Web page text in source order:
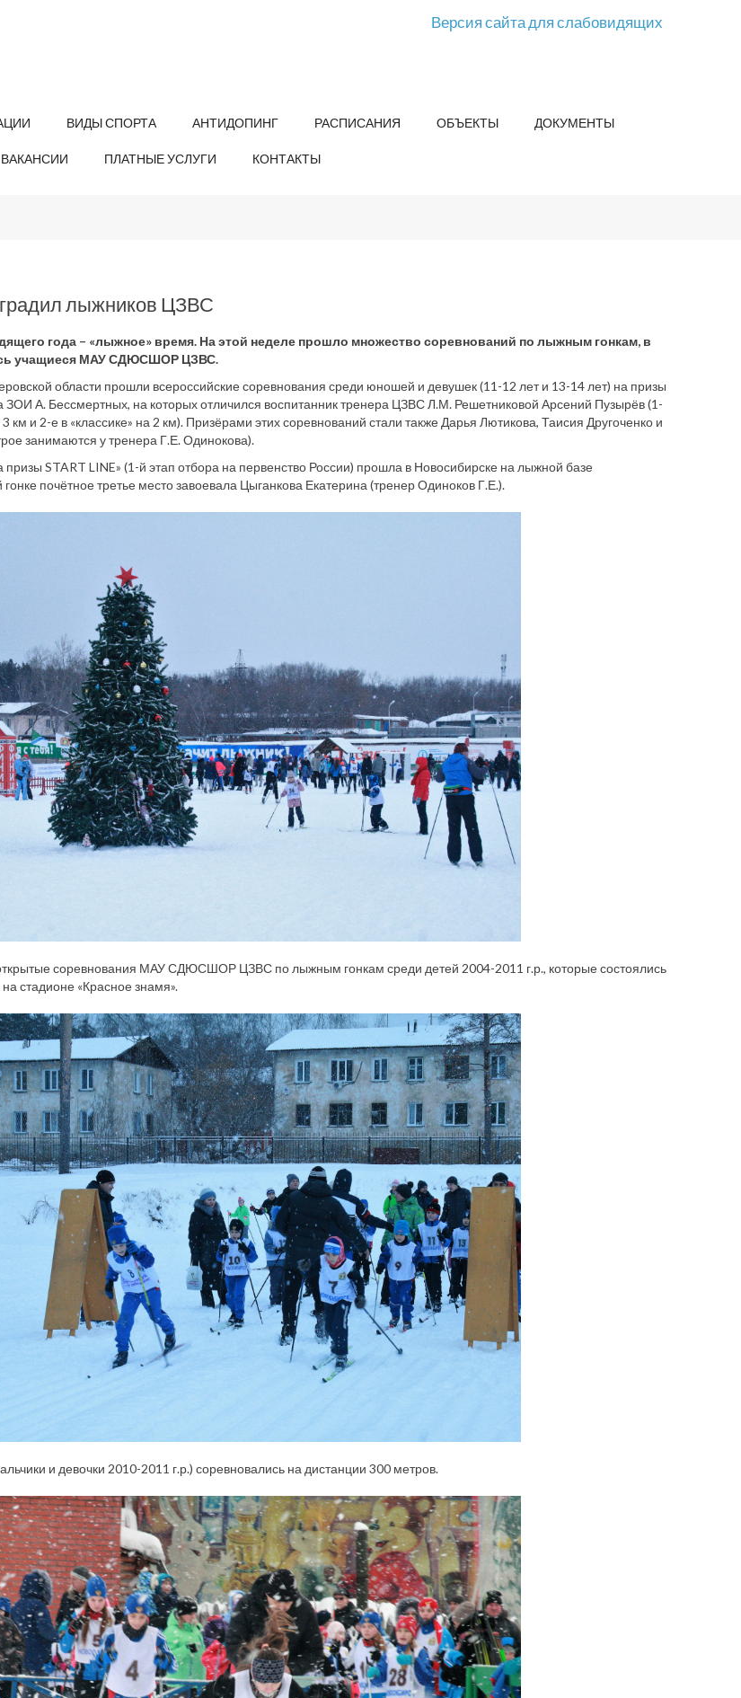
Версия сайта для слабовидящих
ВИДЫ СПОРТА АНТИДОПИНГ РАСПИСАНИЯ ОБЪЕКТЫ ДОКУМЕНТЫ
ВАКАНСИИ ПЛАТНЫЕ УСЛУГИ КОНТАКТЫ
лыжников ЦЗВС
года – «лыжное» время. На этой неделе прошло множество соревнований по лыжным гонкам, в
учащиеся МАУ СДЮСШОР ЦЗВС.
области прошли всероссийские соревнования среди юношей и девушек (11-12 лет и 13-14 лет) на призы
ЗОИ А. Бессмертных, на которых отличился воспитанник тренера ЦЗВС Л.М. Решетниковой Арсений Пузырёв (1-
3 км и 2-е в «классике» на 2 км). Призёрами этих соревнований стали также Дарья Лютикова, Таисия Другоченко и
занимаются у тренера Г.Е. Одинокова).
призы START LINE» (1-й этап отбора на первенство России) прошла в Новосибирске на лыжной базе
гонке почётное третье место завоевала Цыганкова Екатерина (тренер Одиноков Г.Е.).
соревнования МАУ СДЮСШОР ЦЗВС по лыжным гонкам среди детей 2004-2011 г.р., которые состоялись
стадионе «Красное знамя».
и девочки 2010-2011 г.р.) соревновались на дистанции 300 метров.